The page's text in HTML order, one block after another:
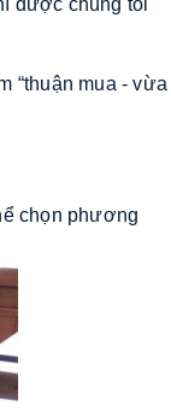
được chúng tôi
“thuận mua - vừa
chọn phương